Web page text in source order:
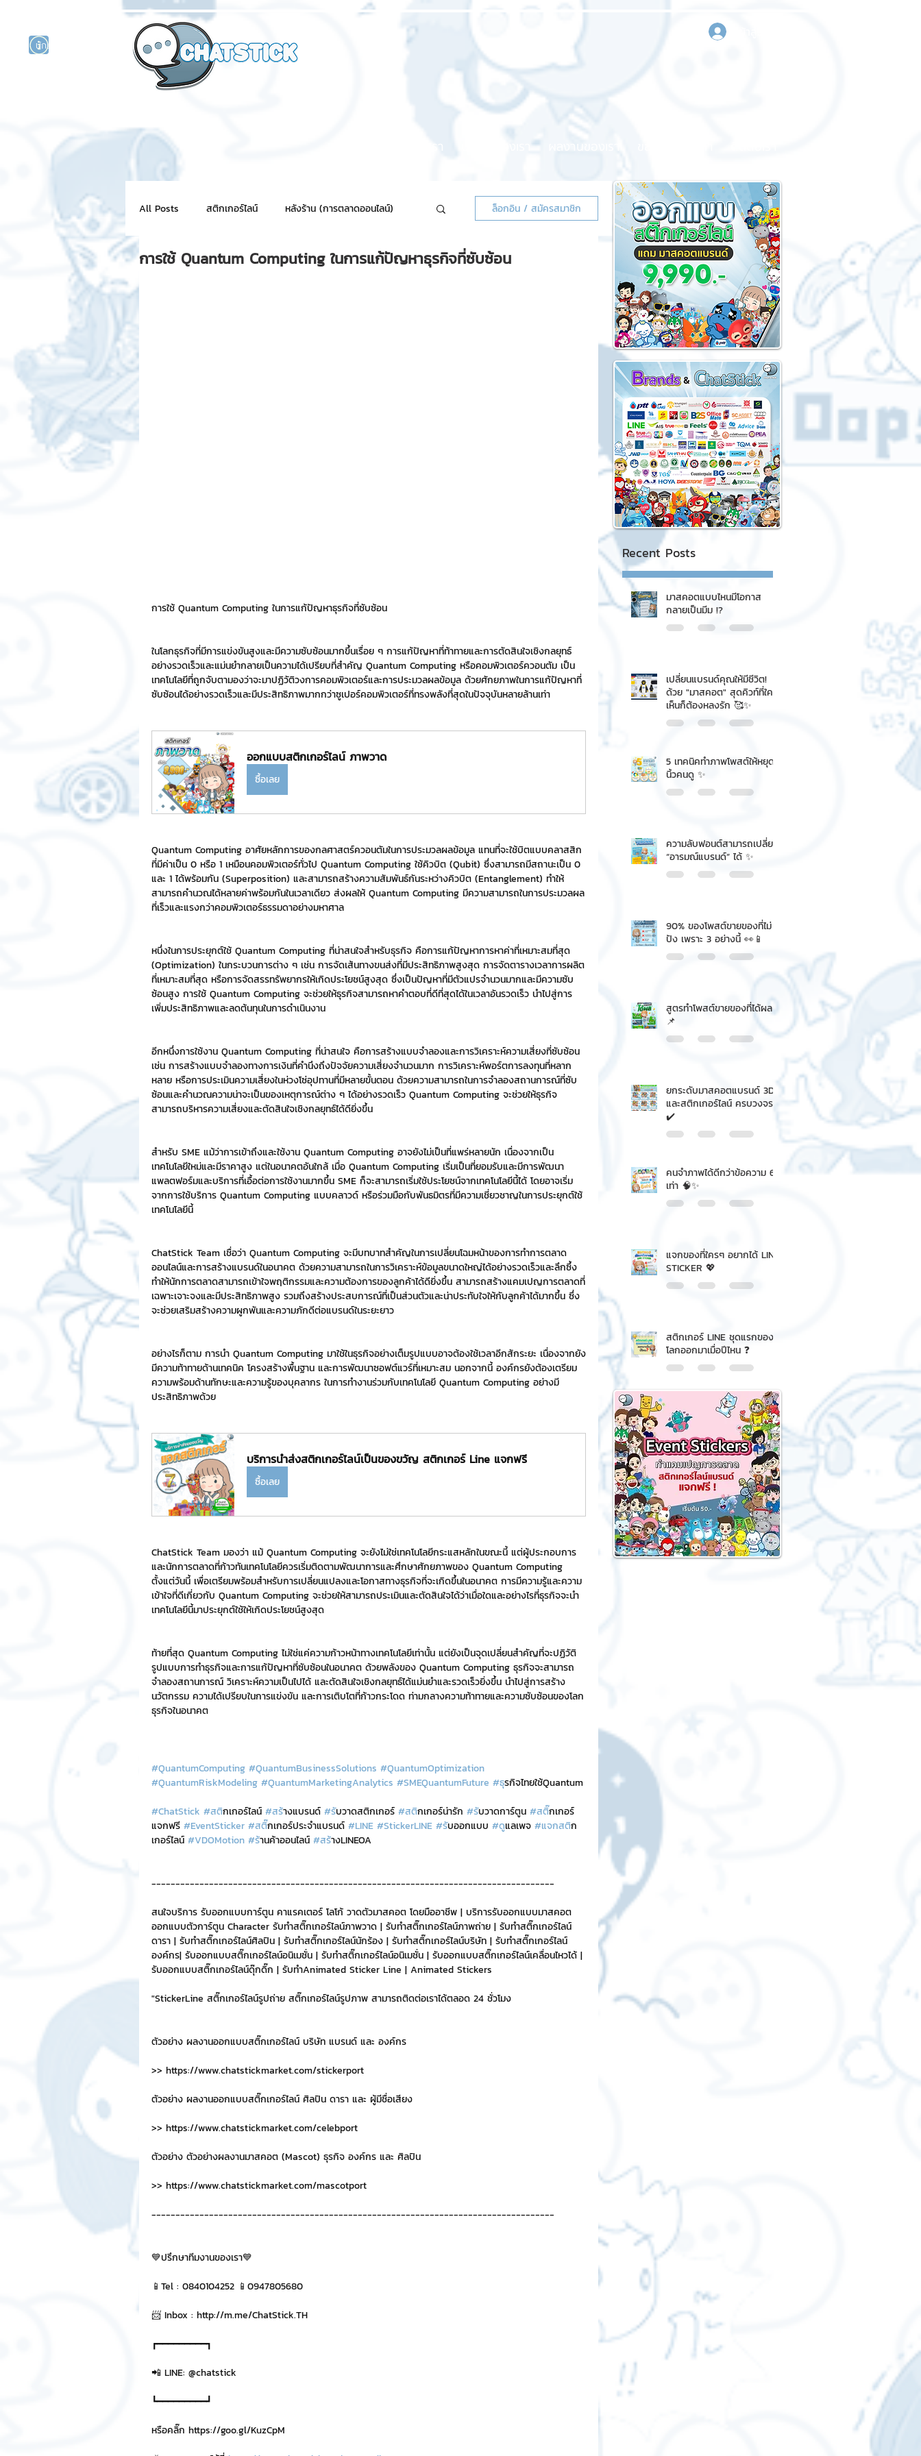
นักแสดงศิลปิน
ผลงานของเรา
All Posts สติกเกอร์ไลน์ หลังร้าน (การตลาดออนไลน์)
NFT for BRAND สติ๊กเกอร์ไลน์แจกฟรี
Chat Bot เวบไซต์ รวมบริการ Event Sticker
Sponsored Sticker มาสคอต สติกเกอร์ไลน์ 3D
มาสคอต 3D
ล็อกอิน / สมัครสมาชิก
การใช้ Quantum Computing ในการแก้ปัญหาธุรกิจที่ซับซ้อน
การใช้ Quantum Computing ในการแก้ปัญหาธุรกิจที่ซับซ้อน
ในโลกธุรกิจที่มีการแข่งขันสูงและมีความซับซ้อนมากขึ้นเรื่อย ๆ การแก้ปัญหาที่ท้าทายและการตัดสินใจเชิงกลยุทธ์
อย่างรวดเร็วและแม่นยำกลายเป็นความได้เปรียบที่สำคัญ Quantum Computing หรือคอมพิวเตอร์ควอนตัม เป็น
เทคโนโลยีที่ถูกจับตามองว่าจะมาปฏิวัติวงการคอมพิวเตอร์และการประมวลผลข้อมูล ด้วยศักยภาพในการแก้ปัญหาที่
ซับซ้อนได้อย่างรวดเร็วและมีประสิทธิภาพมากกว่าซูเปอร์คอมพิวเตอร์ที่ทรงพลังที่สุดในปัจจุบันหลายล้านเท่า
ออกแบบสติกเกอร์ไลน์ ภาพวาด
ซื้อเลย
Quantum Computing อาศัยหลักการของกลศาสตร์ควอนตัมในการประมวลผลข้อมูล แทนที่จะใช้บิตแบบคลาสสิก
ที่มีค่าเป็น 0 หรือ 1 เหมือนคอมพิวเตอร์ทั่วไป Quantum Computing ใช้คิวบิต (Qubit) ซึ่งสามารถมีสถานะเป็น 0
และ 1 ได้พร้อมกัน (Superposition) และสามารถสร้างความสัมพันธ์กันระหว่างคิวบิต (Entanglement) ทำให้
สามารถคำนวณได้หลายค่าพร้อมกันในเวลาเดียว ส่งผลให้ Quantum Computing มีความสามารถในการประมวลผล
ที่เร็วและแรงกว่าคอมพิวเตอร์ธรรมดาอย่างมหาศาล
หนึ่งในการประยุกต์ใช้ Quantum Computing ที่น่าสนใจสำหรับธุรกิจ คือการแก้ปัญหาการหาค่าที่เหมาะสมที่สุด
(Optimization) ในกระบวนการต่าง ๆ เช่น การจัดเส้นทางขนส่งที่มีประสิทธิภาพสูงสุด การจัดตารางเวลาการผลิต
ที่เหมาะสมที่สุด หรือการจัดสรรทรัพยากรให้เกิดประโยชน์สูงสุด ซึ่งเป็นปัญหาที่มีตัวแปรจำนวนมากและมีความซับ
ซ้อนสูง การใช้ Quantum Computing จะช่วยให้ธุรกิจสามารถหาคำตอบที่ดีที่สุดได้ในเวลาอันรวดเร็ว นำไปสู่การ
เพิ่มประสิทธิภาพและลดต้นทุนในการดำเนินงาน
อีกหนึ่งการใช้งาน Quantum Computing ที่น่าสนใจ คือการสร้างแบบจำลองและการวิเคราะห์ความเสี่ยงที่ซับซ้อน
เช่น การสร้างแบบจำลองทางการเงินที่คำนึงถึงปัจจัยความเสี่ยงจำนวนมาก การวิเคราะห์พอร์ตการลงทุนที่หลาก
หลาย หรือการประเมินความเสี่ยงในห่วงโซ่อุปทานที่มีหลายขั้นตอน ด้วยความสามารถในการจำลองสถานการณ์ที่ซับ
ซ้อนและคำนวณความน่าจะเป็นของเหตุการณ์ต่าง ๆ ได้อย่างรวดเร็ว Quantum Computing จะช่วยให้ธุรกิจ
สามารถบริหารความเสี่ยงและตัดสินใจเชิงกลยุทธ์ได้ดียิ่งขึ้น
สำหรับ SME แม้ว่าการเข้าถึงและใช้งาน Quantum Computing อาจยังไม่เป็นที่แพร่หลายนัก เนื่องจากเป็น
เทคโนโลยีใหม่และมีราคาสูง แต่ในอนาคตอันใกล้ เมื่อ Quantum Computing เริ่มเป็นที่ยอมรับและมีการพัฒนา
แพลตฟอร์มและบริการที่เอื้อต่อการใช้งานมากขึ้น SME ก็จะสามารถเริ่มใช้ประโยชน์จากเทคโนโลยีนี้ได้ โดยอาจเริ่ม
จากการใช้บริการ Quantum Computing แบบคลาวด์ หรือร่วมมือกับพันธมิตรที่มีความเชี่ยวชาญในการประยุกต์ใช้
เทคโนโลยีนี้
ChatStick Team เชื่อว่า Quantum Computing จะมีบทบาทสำคัญในการเปลี่ยนโฉมหน้าของการทำการตลาด
ออนไลน์และการสร้างแบรนด์ในอนาคต ด้วยความสามารถในการวิเคราะห์ข้อมูลขนาดใหญ่ได้อย่างรวดเร็วและลึกซึ้ง
ทำให้นักการตลาดสามารถเข้าใจพฤติกรรมและความต้องการของลูกค้าได้ดียิ่งขึ้น สามารถสร้างแคมเปญการตลาดที่
เฉพาะเจาะจงและมีประสิทธิภาพสูง รวมถึงสร้างประสบการณ์ที่เป็นส่วนตัวและน่าประทับใจให้กับลูกค้าได้มากขึ้น ซึ่ง
จะช่วยเสริมสร้างความผูกพันและความภักดีต่อแบรนด์ในระยะยาว
อย่างไรก็ตาม การนำ Quantum Computing มาใช้ในธุรกิจอย่างเต็มรูปแบบอาจต้องใช้เวลาอีกสักระยะ เนื่องจากยัง
มีความท้าทายด้านเทคนิค โครงสร้างพื้นฐาน และการพัฒนาซอฟต์แวร์ที่เหมาะสม นอกจากนี้ องค์กรยังต้องเตรียม
ความพร้อมด้านทักษะและความรู้ของบุคลากร ในการทำงานร่วมกับเทคโนโลยี Quantum Computing อย่างมี
ประสิทธิภาพด้วย
บริการนำส่งสติกเกอร์ไลน์เป็นของขวัญ สติกเกอร์ Line แจกฟรี
ซื้อเลย
ChatStick Team มองว่า แม้ Quantum Computing จะยังไม่ใช่เทคโนโลยีกระแสหลักในขณะนี้ แต่ผู้ประกอบการ
และนักการตลาดที่ก้าวทันเทคโนโลยีควรเริ่มติดตามพัฒนาการและศึกษาศักยภาพของ Quantum Computing
ตั้งแต่วันนี้ เพื่อเตรียมพร้อมสำหรับการเปลี่ยนแปลงและโอกาสทางธุรกิจที่จะเกิดขึ้นในอนาคต การมีความรู้และความ
เข้าใจที่ดีเกี่ยวกับ Quantum Computing จะช่วยให้สามารถประเมินและตัดสินใจได้ว่าเมื่อใดและอย่างไรที่ธุรกิจจะนำ
เทคโนโลยีนี้มาประยุกต์ใช้ให้เกิดประโยชน์สูงสุด
ท้ายที่สุด Quantum Computing ไม่ใช่แค่ความก้าวหน้าทางเทคโนโลยีเท่านั้น แต่ยังเป็นจุดเปลี่ยนสำคัญที่จะปฏิวัติ
รูปแบบการทำธุรกิจและการแก้ปัญหาที่ซับซ้อนในอนาคต ด้วยพลังของ Quantum Computing ธุรกิจจะสามารถ
จำลองสถานการณ์ วิเคราะห์ความเป็นไปได้ และตัดสินใจเชิงกลยุทธ์ได้แม่นยำและรวดเร็วยิ่งขึ้น นำไปสู่การสร้าง
นวัตกรรม ความได้เปรียบในการแข่งขัน และการเติบโตที่ก้าวกระโดด ท่ามกลางความท้าทายและความซับซ้อนของโลก
ธุรกิจในอนาคต
#QuantumComputing #QuantumBusinessSolutions #QuantumOptimization
#QuantumRiskModeling #QuantumMarketingAnalytics #SMEQuantumFuture #ธุรกิจไทยใช้Quantum
#ChatStick #สติกเกอร์ไลน์ #สร้างแบรนด์ #รับวาดสติกเกอร์ #สติกเกอร์น่ารัก #รับวาดการ์ตูน #สติ๊กเกอร์
แจกฟรี #EventSticker #สติ๊กเกอร์ประจำแบรนด์ #LINE #StickerLINE #รับออกแบบ #ดูแลเพจ #แจกสติก
เกอร์ไลน์ #VDOMotion #ร้านค้าออนไลน์ #สร้างLINEOA
------------------------------------------------------------------------------------
สนใจบริการ รับออกแบบการ์ตูน คาแรคเตอร์ โลโก้ วาดตัวมาสคอต โดยมืออาชีพ | บริการรับออกแบบมาสคอต
ออกแบบตัวการ์ตูน Character รับทำสติ๊กเกอร์ไลน์ภาพวาด | รับทำสติ๊กเกอร์ไลน์ภาพถ่าย | รับทำสติ๊กเกอร์ไลน์
ดารา | รับทำสติ๊กเกอร์ไลน์ศิลปิน | รับทำสติ๊กเกอร์ไลน์นักร้อง | รับทำสติ๊กเกอร์ไลน์บริษัท | รับทำสติ๊กเกอร์ไลน์
องค์กร| รับออกแบบสติ๊กเกอร์ไลน์อนิเมชั่น | รับทำสติ๊กเกอร์ไลน์อนิเมชั่น | รับออกแบบสติ๊กเกอร์ไลน์เคลื่อนไหวได้ |
รับออกแบบสติ๊กเกอร์ไลน์ดุ๊กดิ๊ก | รับทำAnimated Sticker Line | Animated Stickers
"StickerLine สติ๊กเกอร์ไลน์รูปถ่าย สติ๊กเกอร์ไลน์รูปภาพ สามารถติดต่อเราได้ตลอด 24 ชั่วโมง
ตัวอย่าง ผลงานออกแบบสติ๊กเกอร์ไลน์ บริษัท แบรนด์ และ องค์กร
>> https://www.chatstickmarket.com/stickerport
ตัวอย่าง ผลงานออกแบบสติ๊กเกอร์ไลน์ ศิลปิน ดารา และ ผู้มีชื่อเสียง
>> https://www.chatstickmarket.com/celebport
ตัวอย่าง ตัวอย่างผลงานมาสคอต (Mascot) ธุรกิจ องค์กร และ ศิลปิน
>> https://www.chatstickmarket.com/mascotport
------------------------------------------------------------------------------------
💙ปรึกษาทีมงานของเรา💙
📱Tel : 0840104252 📱0947805680
📨 Inbox : http://m.me/ChatStick.TH
┏━━━━━━━━━┓
📲 LINE: @chatstick
┗━━━━━━━━━┛
หรือคลิ๊ก https://goo.gl/KuzCpM
Recent Posts
มาสคอตแบบไหนมีโอกาส
กลายเป็นมีม !?
เปลี่ยนแบรนด์คุณให้มีชีวิต!
ด้วย "มาสคอต" สุดคิวท์ที่ใคร
เห็นก็ต้องหลงรัก 🥰✨
5 เทคนิคทำภาพโพสต์ให้หยุด
นิ้วคนดู ✨
ความลับฟอนต์สามารถเปลี่ยน
“อารมณ์แบรนด์” ได้ ✨
90% ของโพสต์ขายของที่ไม่
ปัง เพราะ 3 อย่างนี้ 👀📱
สูตรทำโพสต์ขายของที่ได้ผล
📌
ยกระดับมาสคอตแบรนด์ 3D
และสติกเกอร์ไลน์ ครบวงจร
✔️
คนจำภาพได้ดีกว่าข้อความ 6
เท่า 🧠✨
แจกของที่ใครๆ อยากได้ LINE
STICKER 💖
สติกเกอร์ LINE ชุดแรกของ
โลกออกมาเมื่อปีไหน ❓